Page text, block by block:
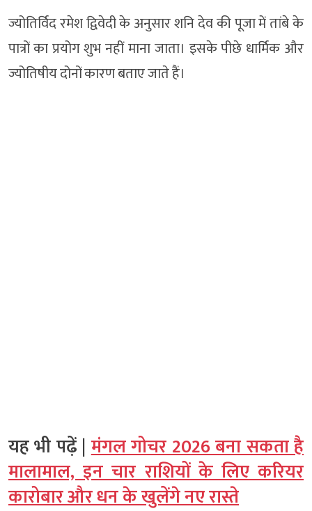
ज्योतिर्विद रमेश द्विवेदी के अनुसार शनि देव की पूजा में तांबे के
पात्रों का प्रयोग शुभ नहीं माना जाता। इसके पीछे धार्मिक और
ज्योतिषीय दोनों कारण बताए जाते हैं।
यह भी पढ़ें |मंगल गोचर 2026 बना सकता है
मालामाल, इन चार राशियों के लिए करियर
कारोबार और धन के खुलेंगे नए रास्ते